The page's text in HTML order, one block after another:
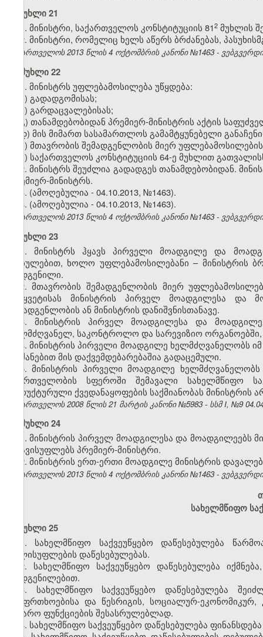
მუხლი 21
1. მინისტრი, საქართველოს კონსტიტუციის 81​2მუხლის
2. მინისტრი, რომელიც ხელს აწერს ბრძანებას,
საქართველოს 2013 წლის 4 ოქტომბრის კანონი №1463 -
მუხლი 22
1. მინისტრს უფლებამოსილება უწყდება:
ა) გადადგომისას;
ბ) გარდაცვალებისას;
გ) თანამდებობიდან პრემიერ-მინისტრის აქტის
დ) მის მიმართ სასამართლოს გამამტყუნებელი
ე) მთავრობის შემადგენლობის მიერ უფლებამოსილების
ვ) საქართველოს კონსტიტუციის 64-ე მუხლით
2. მინისტრს შეუძლია გადადგეს თანამდებობიდან.
პრემიერ-მინისტრს.
3. (ამოღებულია - 04.10.2013, №1463).
4. (ამოღებულია - 04.10.2013, №1463).
საქართველოს 2013 წლის 4 ოქტომბრის კანონი №1463 -
მუხლი 23
1. მინისტრს ჰყავს პირველი მოადგილე და
დებულებით, ხოლო უფლებამოსილებანი – მინისტრის
დადგენილი.
2. მთავრობის შემადგენლობის მიერ
შეწყვეტისას მინისტრის პირველ მოადგილესა და
შემადგენლობის ან მინისტრის დანიშვნისთანავე.
3. მინისტრის პირველ მოადგილესა და
ხელმძღვანელ, საკონტროლო და სარევიზიო ორგანოებში,
4. მინისტრის პირველი მოადგილე ხელმძღვანელობს
ბრძანებით მის დაქვემდებარებაშია გადაცემული.
5. მინისტრის პირველი მოადგილე ხელმძღვანელობს
მმართველობის სფეროში შემავალი სახელმწიფო
სტრუქტურული ქვედანაყოფების საქმიანობას მინისტრის
საქართველოს 2008 წლის 21 მარტის კანონი №5983 - სსმ I, №9
მუხლი 24
1. მინისტრის პირველ მოადგილესა და მოადგილეებს
ათავისუფლებს პრემიერ-მინისტრი.
2. მინისტრის ერთ-ერთი მოადგილე მინისტრის
საქართველოს 2013 წლის 4 ოქტომბრის კანონი №1463 -
სახელმწიფო
მუხლი 25
1. სახელმწიფო საქვეუწყებო დაწესებულება
ხელისუფლების დაწესებულებას.
2. სახელმწიფო საქვეუწყებო დაწესებულება
დადგენილებით.
3. სახელმწიფო საქვეუწყებო დაწესებულება
უსაფრთხოებისა და წესრიგის, სოციალურ-
საჯარო ფუნქციების შესასრულებლად.
4. სახელმწიფო საქვეუწყებო დაწესებულება